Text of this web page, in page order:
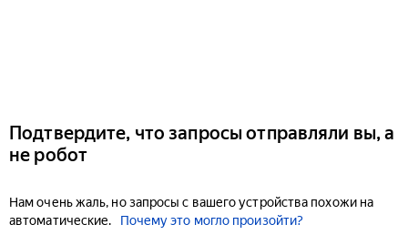
Подтвердите, что запросы отправляли вы, а
не робот
Нам очень жаль, но запросы с вашего устройства похожи на
автоматические.
Почему это могло произойти?